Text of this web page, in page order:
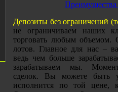
Преимущества
Депозиты без ограничений
не ограничиваем наших
торговать любым объемом.
лотов. Главное для нас –
ведь чем больше
зарабатываем мы.
сделок. Вы можете быть
исполнится по той цене,